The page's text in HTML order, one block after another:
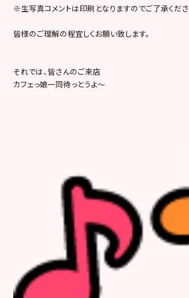
※生写真コメントは印刷となりますのでご了承くださ
皆様のご理解の程宜しくお願い致します。
それでは、皆さんのご来店
カフェっ娘一同待っとうよ～